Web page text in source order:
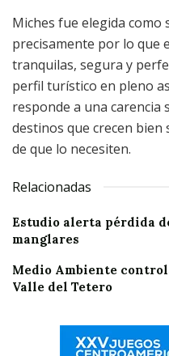
Miches fue elegida como
precisamente por lo que
tranquilas, segura y
perfil turístico en pleno
responde a una carencia
destinos que crecen
de que lo necesiten.
Relacionadas
Estudio alerta pérdida
manglares
Medio Ambiente
Valle del Tetero